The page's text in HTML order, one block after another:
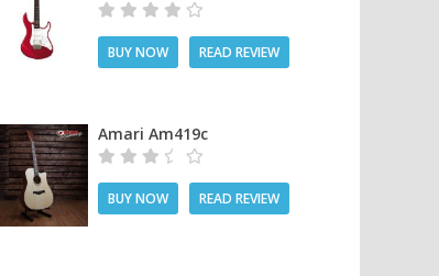
BUY NOW READ REVIEW
Amari Am419c
BUY NOW READ REVIEW